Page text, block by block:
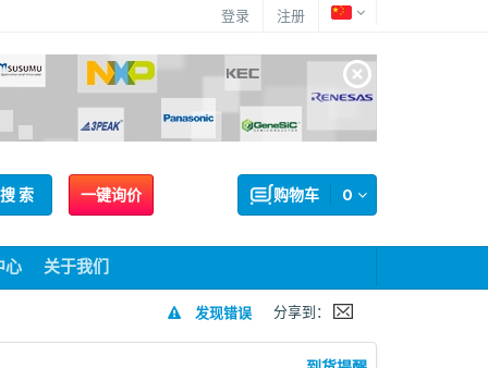
登录 注册
一键询价 0
购物车
搜 索
心 关于我们
发现错误 分享到：